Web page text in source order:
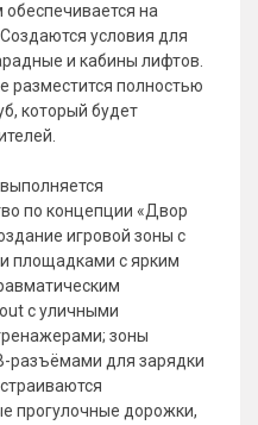
на
условия для
и кабины лифтов.
разместится полностью
который будет
по концепции «Двор
игровой зоны с
площадками с ярким
с уличными
зоны
разъёмами для зарядки
прогулочные дорожки,